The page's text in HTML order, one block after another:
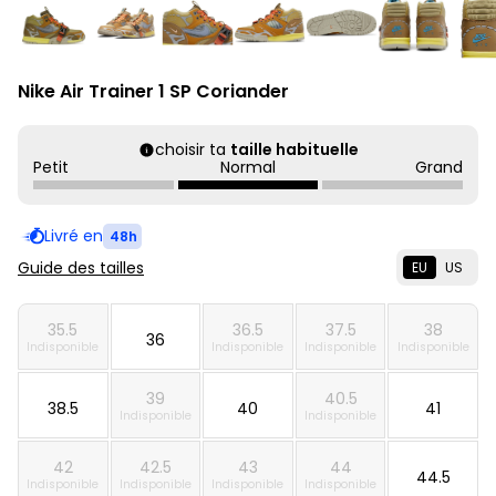
Nike Air Trainer 1 SP Coriander
choisir ta taille habituelle
Petit
Normal Grand
Livré en 48h
Guide des tailles EU US
35.5
Indisponible 36 36.5
Indisponible
37.5
Indisponible
38
Indisponible
38.5 39
Indisponible 40 40.5
Indisponible 41
42
Indisponible
42.5
Indisponible
43
Indisponible
44
Indisponible 44.5